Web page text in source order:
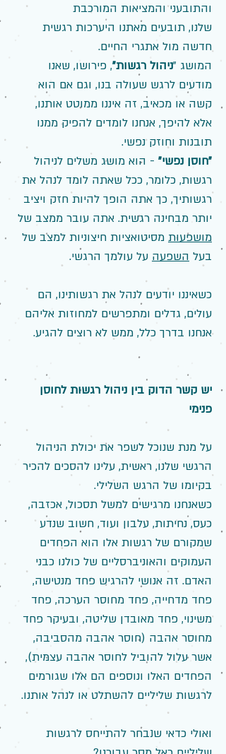
והתובעני והמציאות המורכבת
שלנו, תובעים מאתנו היערכות רגשית
חדשה מול אתגרי החיים.
המושג "ניהול רגשות", פירושו, שאנו
מודעים לרגש שעולה בנו, וגם אם הוא
קשה או מכאיב, זה איננו ממוטט אותנו,
אלא להיפך, אנחנו לומדים להפיק ממנו
תובנות וחוזק נפשי.
"חוסן נפשי" - הוא מושג משלים לניהול
רגשות, כלומר, ככל שאתה לומד לנהל את
רגשותיך, כך אתה הופך להיות חזק ויציב
יותר מבחינה רגשית. אתה עובר ממצב של
מושפעות מסיטואציות חיצוניות למצב של
בעל השפעה על עולמך הרגשי.
כשאיננו יודעים לנהל את רגשותינו, הם
עולים, גדלים ומתפרשים למחוזות אליהם
אנחנו בדרך כלל, ממש לא רוצים להגיע.
יש קשר הדוק בין ניהול רגשות לחוסן
פנימי
על מנת שנוכל לשפר את יכולת הניהול
הרגשי שלנו, ראשית, עלינו להסכים להכיר
בקיומו של הרגש השלילי.
כשאנחנו מרגישים למשל תסכול, אכזבה,
כעס, נחיתות, עלבון ועוד, חשוב שנדע
שמקורם של רגשות אלו הוא הפחדים
העמוקים והאוניברסליים של כולנו כבני
האדם. זה אנושי להרגיש פחד מנטישה,
פחד מדחייה, פחד מחוסר הערכה, פחד
משינוי, פחד מאובדן שליטה, ובעיקר פחד
מחוסר אהבה (חוסר אהבה מהסביבה,
אשר עלול להוביל לחוסר אהבה עצמית),
הפחדים האלו ונוספים הם אלו שגורמים
לרגשות שליליים להשתלט או לנהל אותנו.
ואולי כדאי שנבחר להתייחס לרגשות